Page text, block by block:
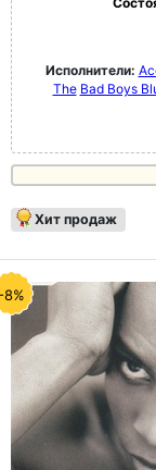
Исполнители:
The Bad Boys
Хит продаж
8%